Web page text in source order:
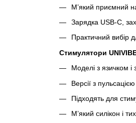
М’який приємний
Зарядка USB-C,
Практичний вибір
Стимулятори
Моделі з язичком
Версії з
Підходять для
М’який силікон і